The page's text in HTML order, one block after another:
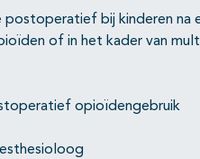
postoperatief bij kinderen na
of in het kader van
opioïdengebruik